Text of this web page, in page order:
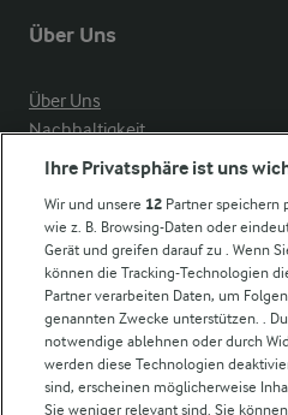
Über Uns
Über Uns
Nachhaltigkeit
Compliance
Arla in anderen Ländern
Weitere Arla Websites
Castello
Ihre Privatsphäre ist uns
Wir und unsere 12 Partner speichern
wie z. B. Browsing-Daten oder
Gerät und greifen darauf zu . Wenn
können die Tracking-Technologien
Partner verarbeiten Daten, um
genannten Zwecke unterstützen. .
notwendige ablehnen oder durch
werden diese Technologien
sind, erscheinen möglicherweise
Sie weniger relevant sind. Sie